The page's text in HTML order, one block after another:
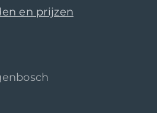
en prijzen